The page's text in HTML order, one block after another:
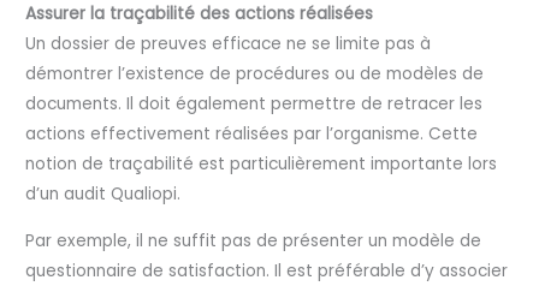
Assurer la traçabilité des actions réalisées
Un dossier de preuves efficace ne se limite pas à
démontrer l’existence de procédures ou de modèles de
documents. Il doit également permettre de retracer les
actions effectivement réalisées par l’organisme. Cette
notion de traçabilité est particulièrement importante lors
d’un audit Qualiopi.
Par exemple, il ne suffit pas de présenter un modèle de
questionnaire de satisfaction. Il est préférable d’y associer